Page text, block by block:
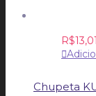
R$13,01
Chupeta